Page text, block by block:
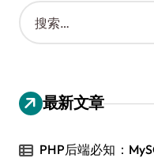
搜
索
：
最新文章
PHP后端必知：